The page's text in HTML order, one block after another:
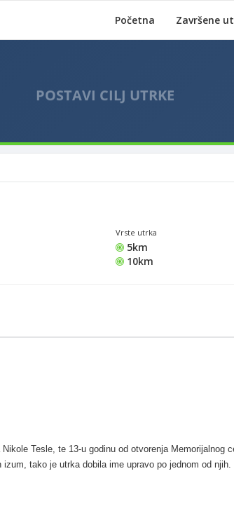
Početna Završene
Vrste utrka
5km
10km
Tesle, te 13-u godinu od otvorenja Memorijalnog
tako je utrka dobila ime upravo po jednom od njih.